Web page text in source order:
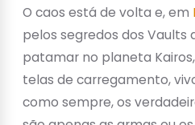
O caos está de volta e, em
pelos segredos dos Vaults
patamar no planeta
telas de carregamento,
como sempre, os